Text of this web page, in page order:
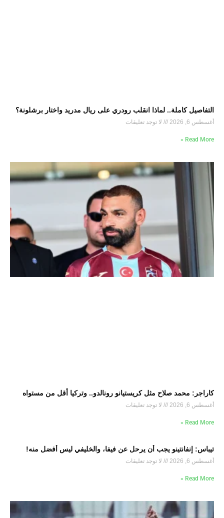
التفاصيل كاملة.. لماذا انقلب رودري على ريال مدريد واختار برشلونة؟
أغسطس 6, 2026 لا توجد تعليقات
Read More »
كاراجر: محمد صلاح مثل كريستيانو رونالدو.. وتركيا أقل من مستواه
أغسطس 6, 2026 لا توجد تعليقات
Read More »
تيباس: إنفانتينو يجب أن يرحل عن فيفا، والخليفي ليس أفضل منه!
أغسطس 6, 2026 لا توجد تعليقات
Read More »